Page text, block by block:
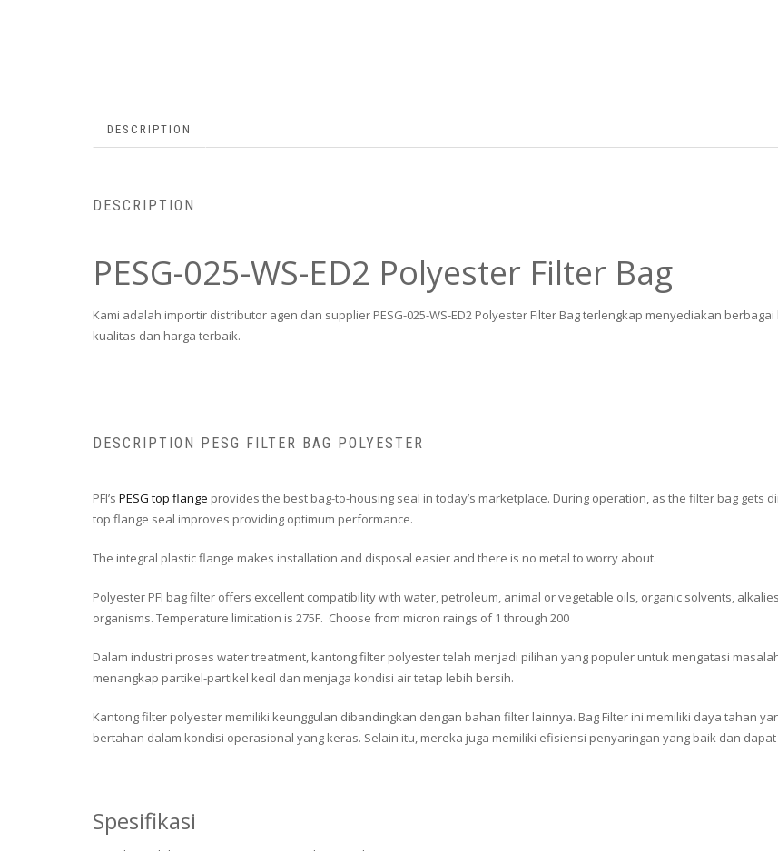
DESCRIPTION
DESCRIPTION
PESG-025-WS-ED2 Polyester Filter Bag
Kami adalah importir distributor agen dan supplier PESG-025-WS-ED2 Polyester Filter Bag terlengkap menyediakan
kualitas dan harga terbaik.
DESCRIPTION PESG FILTER BAG POLYESTER
PFI’s PESG top flange provides the best bag-to-housing seal in today’s marketplace. During operation, as the filter bag gets
top flange seal improves providing optimum performance.
The integral plastic flange makes installation and disposal easier and there is no metal to worry about.
Polyester PFI bag filter offers excellent compatibility with water, petroleum, animal or vegetable oils, organic solvents,
organisms. Temperature limitation is 275F. Choose from micron raings of 1 through 200
Dalam industri proses water treatment, kantong filter polyester telah menjadi pilihan yang populer untuk mengatasi
menangkap partikel-partikel kecil dan menjaga kondisi air tetap lebih bersih.
Kantong filter polyester memiliki keunggulan dibandingkan dengan bahan filter lainnya. Bag Filter ini memiliki daya tahan
bertahan dalam kondisi operasional yang keras. Selain itu, mereka juga memiliki efisiensi penyaringan yang baik dan
Spesifikasi